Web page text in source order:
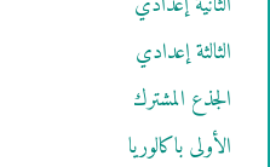
الثالثة إعدادي
الجذع المشترك
الأولى باكالوريا